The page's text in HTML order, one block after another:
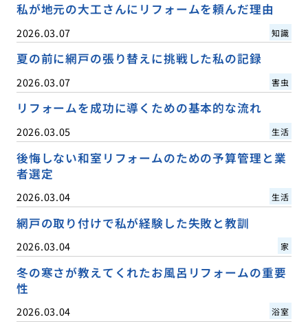
私が地元の大工さんにリフォームを頼んだ理由
2026.03.07 知識
夏の前に網戸の張り替えに挑戦した私の記録
2026.03.07 害虫
リフォームを成功に導くための基本的な流れ
2026.03.05 生活
後悔しない和室リフォームのための予算管理と業
者選定
2026.03.04 生活
網戸の取り付けで私が経験した失敗と教訓
2026.03.04 家
冬の寒さが教えてくれたお風呂リフォームの重要
性
2026.03.04 浴室